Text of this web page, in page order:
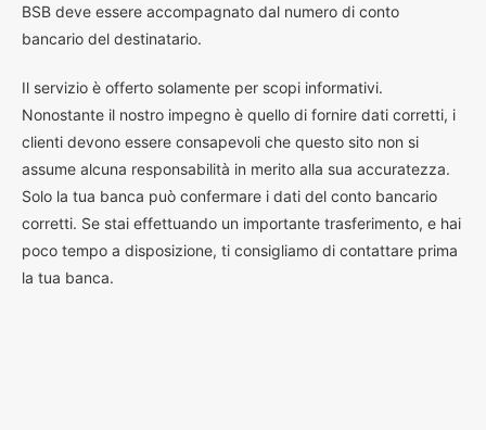
BSB deve essere accompagnato dal numero di conto
bancario del destinatario.
Il servizio è offerto solamente per scopi informativi.
Nonostante il nostro impegno è quello di fornire dati corretti, i
clienti devono essere consapevoli che questo sito non si
assume alcuna responsabilità in merito alla sua accuratezza.
Solo la tua banca può confermare i dati del conto bancario
corretti. Se stai effettuando un importante trasferimento, e hai
poco tempo a disposizione, ti consigliamo di contattare prima
la tua banca.